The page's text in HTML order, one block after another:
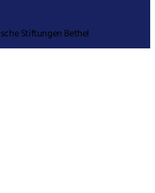
Stiftungen Bethel